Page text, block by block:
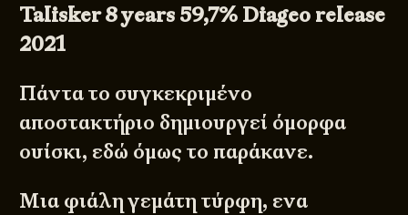
Talisker 8 years 59,7% Diageo release
2021
Πάντα το συγκεκριμένο
αποστακτήριο δημιουργεί όμορφα
ουίσκι, εδώ όμως το παράκανε.
Μια φιάλη γεμάτη τύρφη, ενα